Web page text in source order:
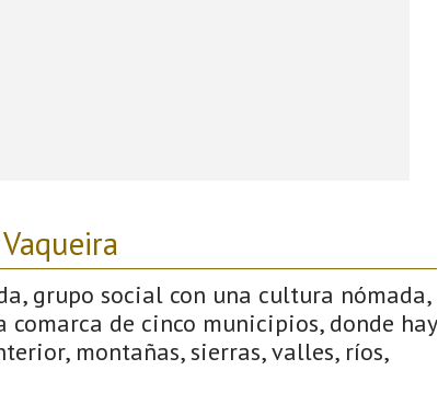
grupo social con una cultura nómada,
de cinco municipios, donde hay
montañas, sierras, valles, ríos,